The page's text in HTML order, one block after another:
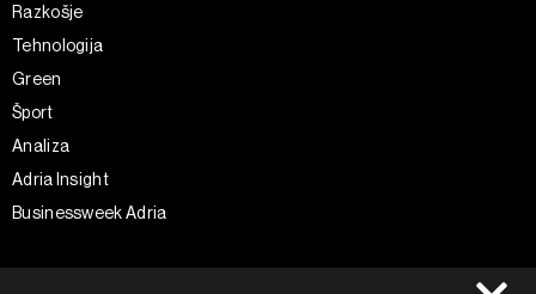
Razkošje
Tehnologija
Green
Šport
Analiza
Adria Insight
Businessweek Adria